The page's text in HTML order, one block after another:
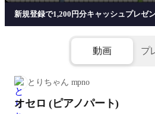
新規登録で1,200円分キャッシュプレゼ
動画 プ
とりちゃん mpno
オセロ (ピアノパート)